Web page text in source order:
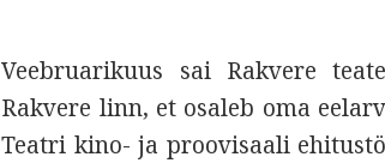
Veebruarikuus sai Rakvere
Rakvere linn, et osaleb oma
Teatri kino- ja proovisaali